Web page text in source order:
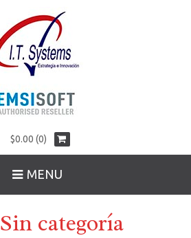
$0.00 (0)
MENU
Sin categoría